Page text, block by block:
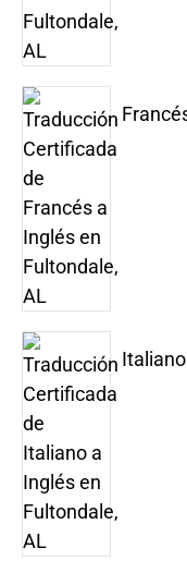
Italiano